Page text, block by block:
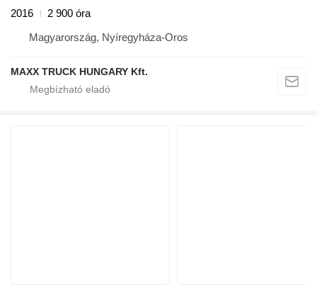
2016
2 900 óra
Magyarország, Nyíregyháza-Oros
MAXX TRUCK HUNGARY Kft.